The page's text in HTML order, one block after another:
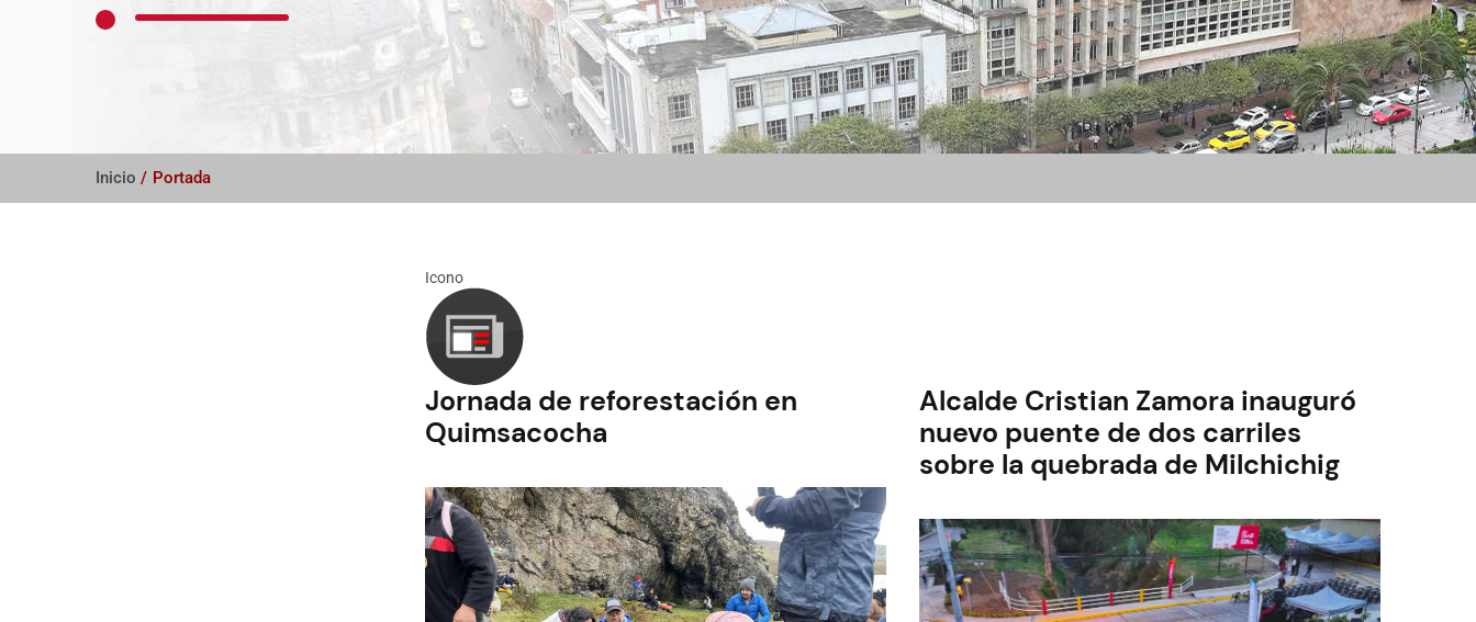
Inicio / Portada
Icono
Jornada de reforestación en
Quimsacocha
Alcalde Cristian Zamora inauguró
nuevo puente de dos carriles
sobre la quebrada de Milchichig